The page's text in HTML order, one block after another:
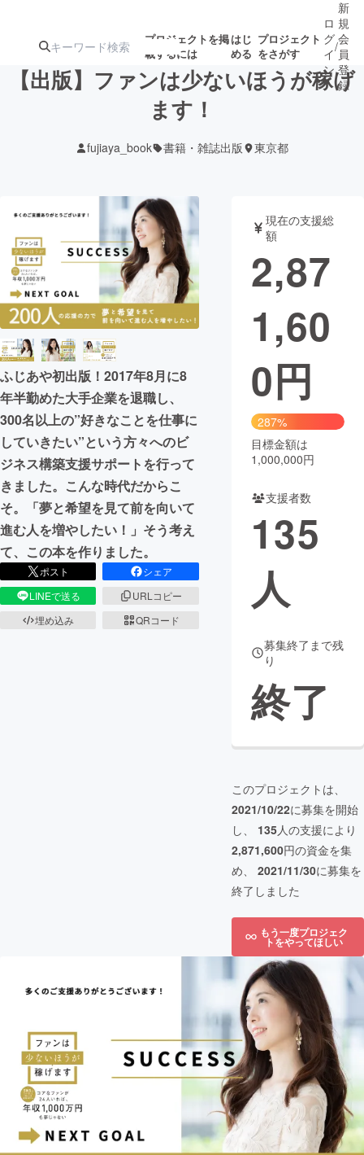
プロジェクトを掲
載するには
はじ
める
プロジェクト
をさがす
ターン
注目の新着プロ
ジェクト
募集終了が近いプ
ロジェクト
アート・写真 音楽
テクノロジー・ガジェット ゲーム・サ
映像・映画
ビジネス・起業
まちづくり・地域活性化
CAMPFIRE for Social Good
CAMPFIRE Creation
CAMPFIREふるさと納税machi-ya コミュニティ
ロ
グ
イ
ン
/
新
規
会
員
登
録
【出版】ファンは少ないほうが稼げ
ます！
fujiaya_book 書籍・雑誌出版 東京都
ふじあや初出版！2017年8月に8
年半勤めた大手企業を退職し、
300名以上の”好きなことを仕事に
していきたい”という方々へのビ
ジネス構築支援サポートを行って
きました。こんな時代だからこ
そ。「夢と希望を見て前を向いて
進む人を増やしたい！」そう考え
て、この本を作りました。
ポスト
シェア
LINEで送る
URLコピー
埋め込み
QRコード
現在の支援総
額
2,87
1,60
0円
287%
目標金額は
1,000,000円
支援者数
135
人
募集終了まで残
り
終了
このプロジェクトは、
2021/10/22に募集を開始
し、 135人の支援により
2,871,600円の資金を集
め、 2021/11/30に募集を
終了しました
もう一度プロジェク
トをやってほしい